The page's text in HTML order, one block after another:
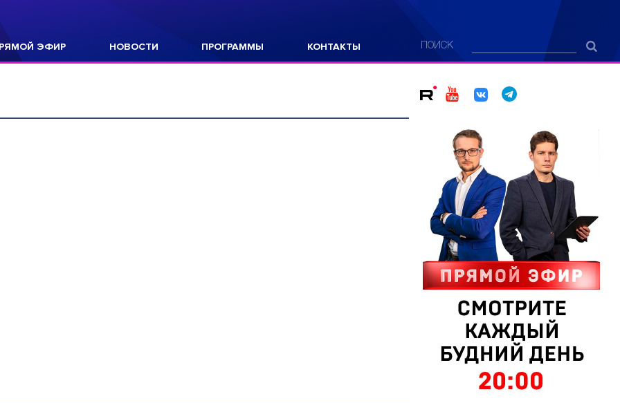
ЭФИР НОВОСТИ ПРОГРАММЫ КОНТАКТЫ ПОИСК